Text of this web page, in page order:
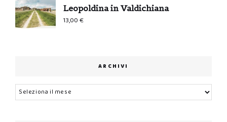
Leopoldina in Valdichiana
13,00€
ARCHIVI
Archivi